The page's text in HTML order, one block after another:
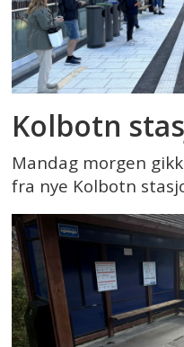
Kolbotn
Mandag morgen
fra nye Kolbotn